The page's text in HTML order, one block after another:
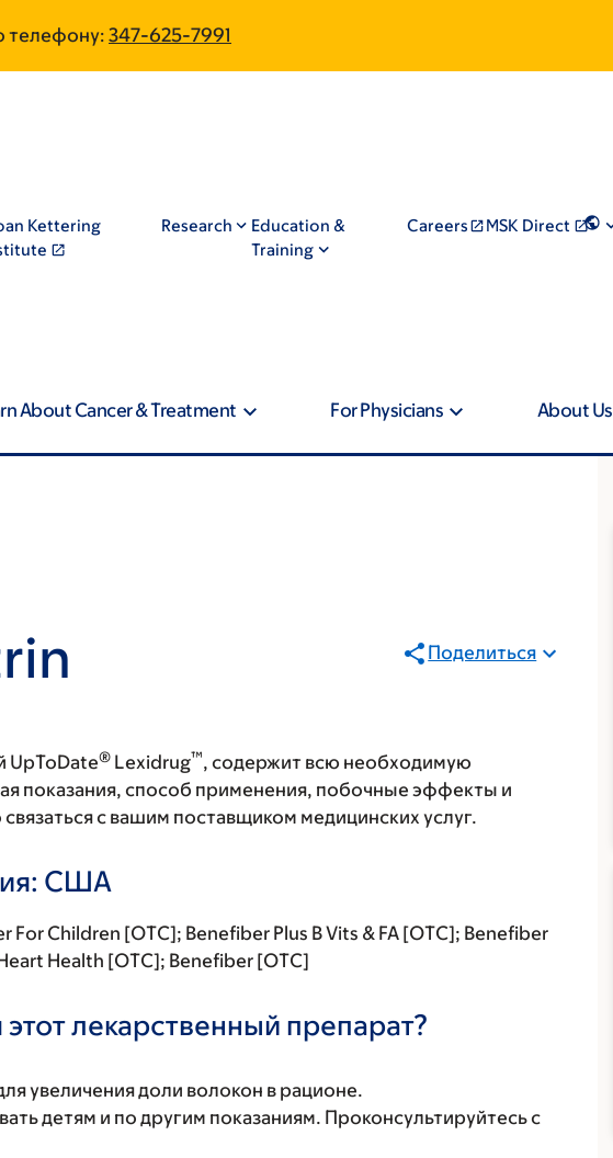
телефону: 347-625-7991
Kettering
Research
Education &
Training
Careers MSK Direct
About Cancer & Treatment For Physicians About Us
Поделиться
UpToDate® Lexidrug™, содержит всю необходимую
показания, способ применения, побочные эффекты и
с вашим поставщиком медицинских услуг.
США
For Children [OTC]; Benefiber Plus B Vits & FA [OTC]; Benefiber
Health [OTC]; Benefiber [OTC]
лекарственный препарат?
увеличения доли волокон в рационе.
детям и по другим показаниям. Проконсультируйтесь с